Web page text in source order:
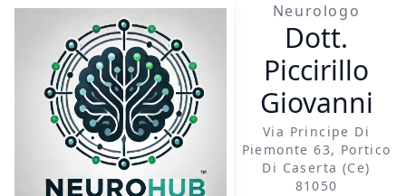
Neurologo
Dott.
Piccirillo
Giovanni
Via Principe Di
Piemonte 63, Portico
Di Caserta (ce)
81050